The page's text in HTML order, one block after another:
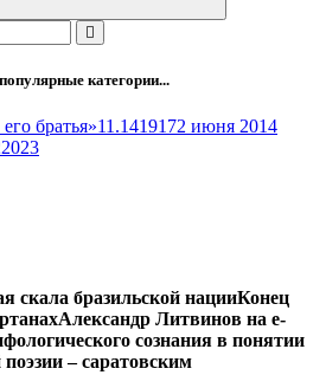
категории...
братья»11.1419172 июня 2014
2023
скала бразильской нацииКонец
Александр Литвинов на e-
сознания в понятии
– саратовским